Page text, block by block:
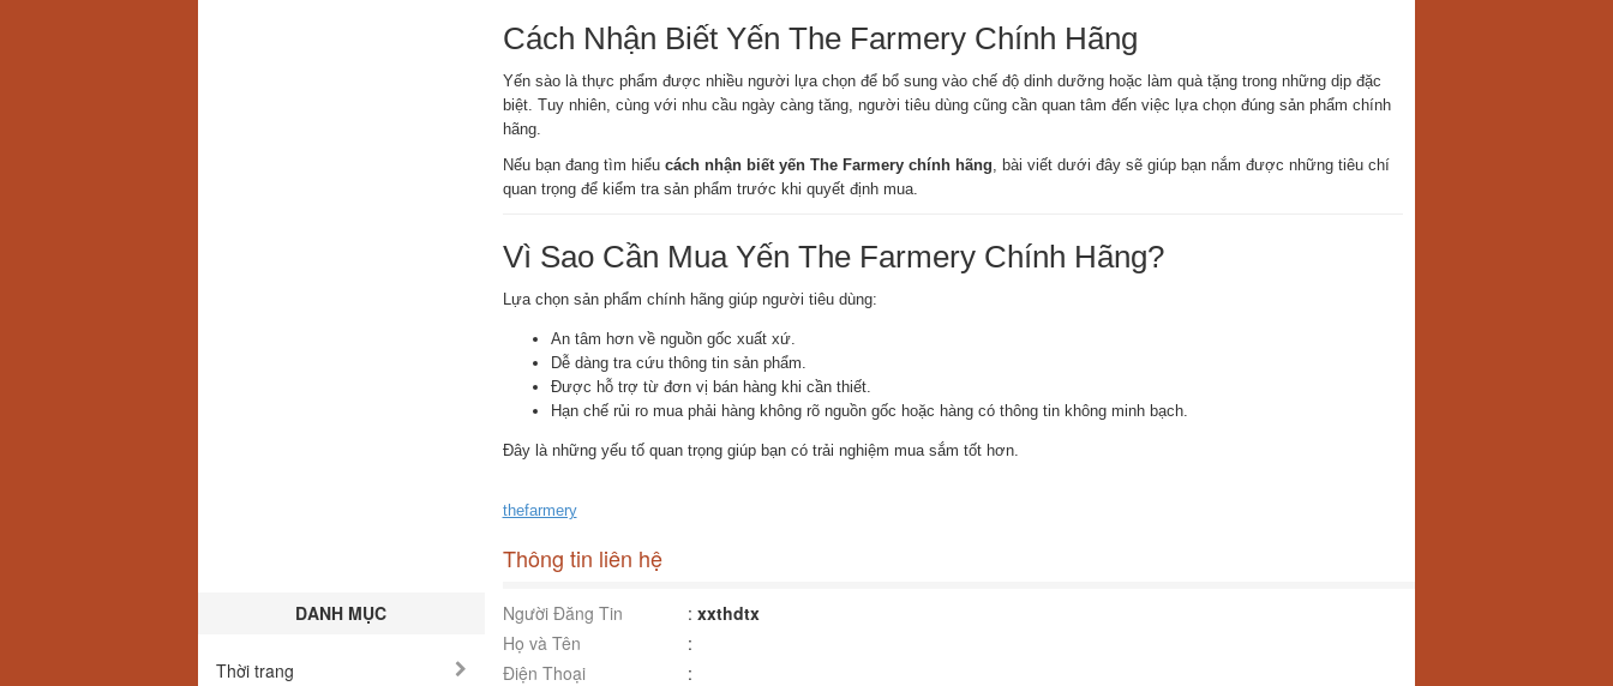
DANH MỤC
Thời trang
Cách Nhận Biết Yến The Farmery Chính Hãng
Yến sào là thực phẩm được nhiều người lựa chọn để bổ sung vào chế độ dinh dưỡng hoặc làm quà tặng trong những dịp đặc
biệt. Tuy nhiên, cùng với nhu cầu ngày càng tăng, người tiêu dùng cũng cần quan tâm đến việc lựa chọn đúng sản phẩm chính
hãng.
Nếu bạn đang tìm hiểu cách nhận biết yến The Farmery chính hãng, bài viết dưới đây sẽ giúp bạn nắm được những tiêu chí
quan trọng để kiểm tra sản phẩm trước khi quyết định mua.
Vì Sao Cần Mua Yến The Farmery Chính Hãng?
Lựa chọn sản phẩm chính hãng giúp người tiêu dùng:
An tâm hơn về nguồn gốc xuất xứ.
Dễ dàng tra cứu thông tin sản phẩm.
Được hỗ trợ từ đơn vị bán hàng khi cần thiết.
Hạn chế rủi ro mua phải hàng không rõ nguồn gốc hoặc hàng có thông tin không minh bạch.
Đây là những yếu tố quan trọng giúp bạn có trải nghiệm mua sắm tốt hơn.
thefarmery
Thông tin liên hệ
Người Đăng Tin : xxthdtx
Họ và Tên
:
Điện Thoại
: